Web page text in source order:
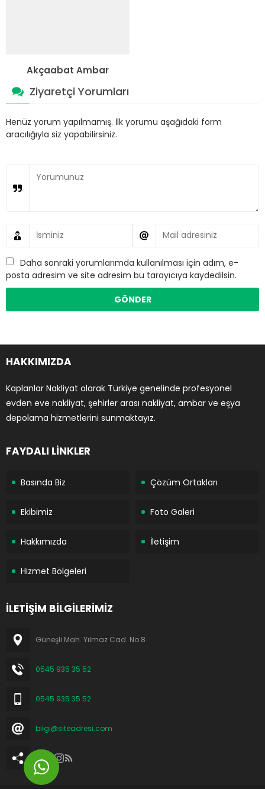
Akçaabat Ambar
Ziyaretçi Yorumları
Henüz yorum yapılmamış. İlk yorumu aşağıdaki form
aracılığıyla siz yapabilirsiniz.
Daha sonraki yorumlarımda kullanılması için adım, e-
posta adresim ve site adresim bu tarayıcıya kaydedilsin.
HAKKIMIZDA
Kaplanlar Nakliyat olarak Türkiye genelinde profesyonel
evden eve nakliyat, şehirler arası nakliyat, ambar ve eşya
depolama hizmetlerini sunmaktayız.
FAYDALI LİNKLER
Basında Biz Çözüm Ortakları
Ekibimiz Foto Galeri
Hakkımızda İletişim
Hizmet Bölgeleri
İLETİŞİM BİLGİLERİMİZ
Güneşli Mah. Yılmaz Cad. No:8
0545 935 35 52
0545 935 35 52
bilgi@siteadresi.com